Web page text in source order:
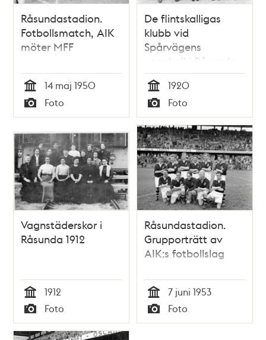
Råsundastadion.
Fotbollsmatch, AIK
möter MFF
Tid
14 maj 1950
Typ
Foto
De flintskalligas
klubb vid
Spårvägens
vagnhall i Råsunda
1920
Tid
1920
Typ
Foto
Vagnstäderskor i
Råsunda 1912
Tid
1912
Typ
Foto
Råsundastadion.
Grupporträtt av
AIK:s fotbollslag
Tid
7 juni 1953
Typ
Foto